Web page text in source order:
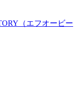
（エフオービー